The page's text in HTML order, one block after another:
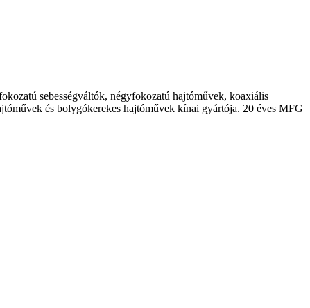
sebességváltók, négyfokozatú hajtóművek, koaxiális
és bolygókerekes hajtóművek kínai gyártója. 20 éves MFG